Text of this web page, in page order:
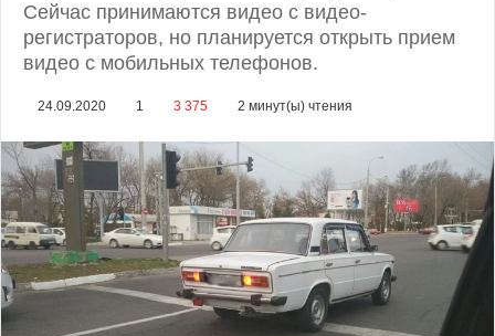
Сейчас принимаются видео с видео-
регистраторов, но планируется открыть прием
видео с мобильных телефонов.
24.09.2020 1 3 375 2 минут(ы) чтения